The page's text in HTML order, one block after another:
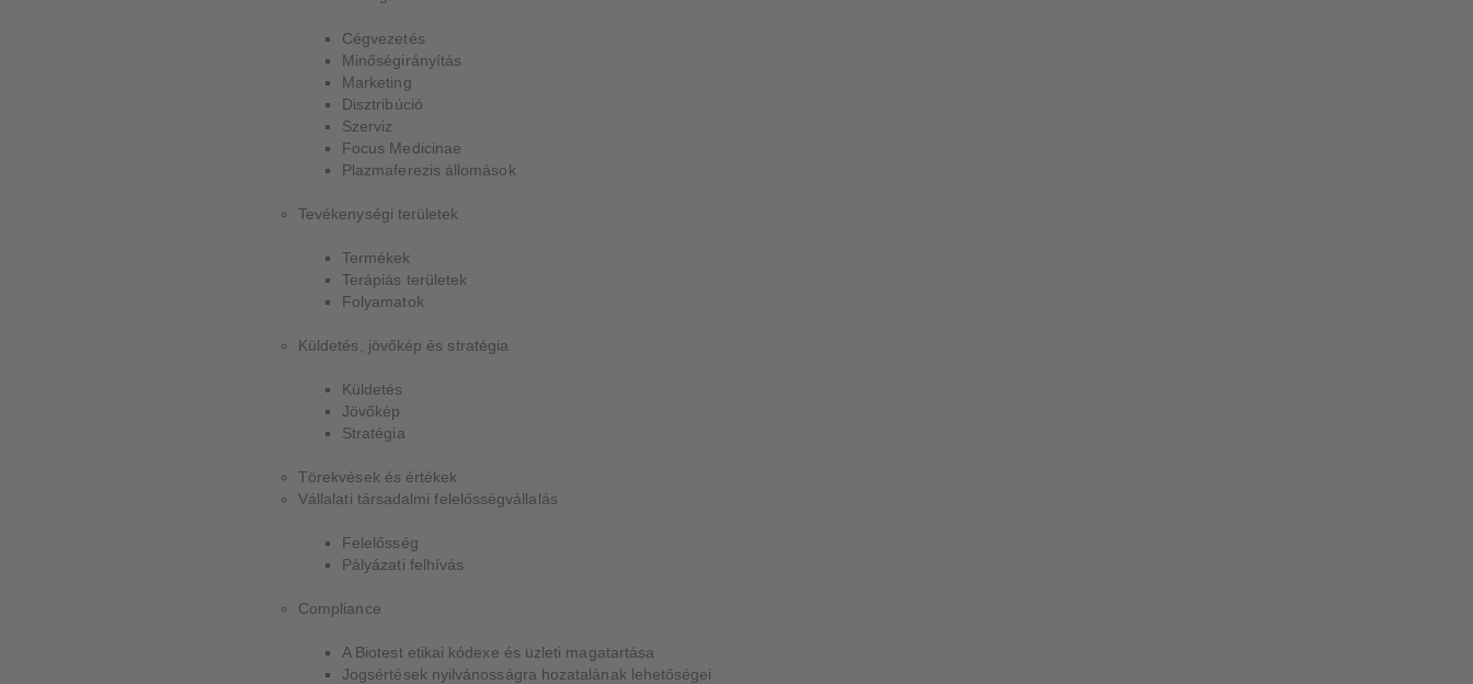
Cégvezetés
Minőségirányítás
Marketing
Disztribúció
Szerviz
Focus Medicinae
Plazmaferezis állomások
Tevékenységi területek
Termékek
Terápiás területek
Folyamatok
Küldetés, jövőkép és stratégia
Küldetés
Jövőkép
Stratégia
Törekvések és értékek
Vállalati társadalmi felelősségvállalás
Felelősség
Pályázati felhívás
Compliance
A Biotest etikai kódexe és üzleti magatartása
Jogsértések nyilvánosságra hozatalának lehetőségei